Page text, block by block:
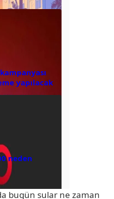
yapılacak
neden
bugün sular ne zaman